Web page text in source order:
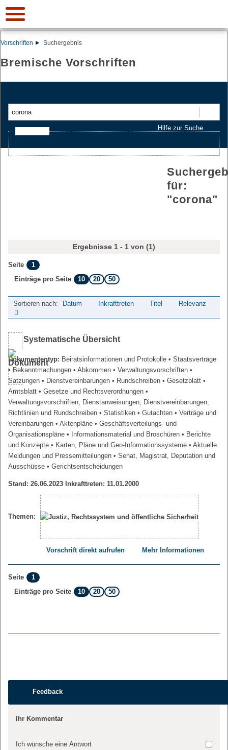
Vorschriften Suchergebnis
Bremische Vorschriften
Hilfe zur Suche
für:
"corona"
Ergebnisse 1 - 1 von (1)
Seite
1
Einträge pro Seite
10 20 50
Sortieren nach: Datum Inkrafttreten Titel Relevanz
Systematische Übersicht
Dokumententyp: Beiratsinformationen und Protokolle • Staatsverträge
• Bekanntmachungen • Abkommen • Verwaltungsvorschriften •
Satzungen • Dienstvereinbarungen • Rundschreiben • Gesetzblatt •
Amtsblatt • Gesetze und Rechtsverordnungen •
Verwaltungsvorschriften, Dienstanweisungen, Dienstvereinbarungen,
Richtlinien und Rundschreiben • Statistiken • Gutachten • Verträge und
Vereinbarungen • Aktenpläne • Geschäftsverteilungs- und
Organisationspläne • Informationsmaterial und Broschüren • Berichte
und Konzepte • Karten, Pläne und Geo-Informationssysteme • Aktuelle
Meldungen und Pressemitteilungen • Senat, Magistrat, Deputation und
Ausschüsse • Gerichtsentscheidungen
Stand: 26.06.2023 Inkrafttreten: 11.01.2000
Themen:
Vorschrift direkt aufrufen Mehr Informationen
Seite
1
Einträge pro Seite
10 20 50
Feedback
Ihr Kommentar
Ich wünsche eine Antwort